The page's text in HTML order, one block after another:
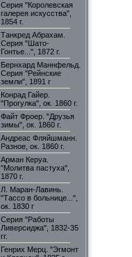
Серия "Королевская
галерея искусства",
1854 г.
Танкред Абрахам.
Серия "Шато-
Гонтье...", 1872 г.
Бернхард Маннфельд.
Серия "Рейнские
земли", 1891 г
Конрад Гайер.
"Прогулка", ок. 1860 г.
Файт Фроер. "Друзья
зимы", ок. 1860 г.
Андреас Фляйшманн.
Разное, ок. 1860 г.
Арман Керуа.
"Молитва пастуха",
1870 г.
Л. Маран-Лавинь.
"Тассо в больнице...",
ок. 1830 г
Серия "Работы
Ливерсиджа", 1832-35
гг.
Генрих Мерц. "Эгмонт